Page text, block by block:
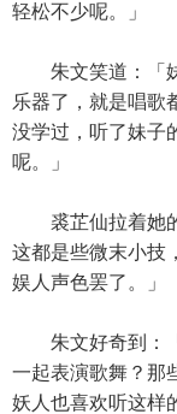
轻松不少呢。」
朱文笑道：「妹
乐器了，就是唱歌
没学过，听了妹子
呢。」
裘芷仙拉着她的
这都是些微末小技，
娱人声色罢了。」
朱文好奇到：「
一起表演歌舞？那
妖人也喜欢听这样